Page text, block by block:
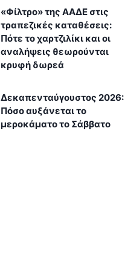
«Φίλτρο» της ΑΑΔΕ στις
τραπεζικές καταθέσεις:
Πότε το χαρτζιλίκι και οι
αναλήψεις θεωρούνται
κρυφή δωρεά
Δεκαπενταύγουστος 2026:
Πόσο αυξάνεται το
μεροκάματο το Σάββατο